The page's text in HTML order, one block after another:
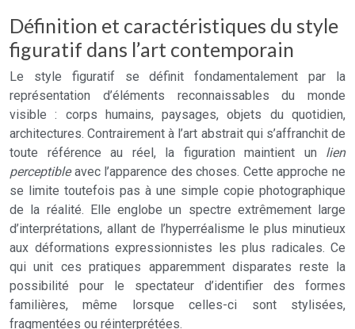
Définition et caractéristiques du style
figuratif dans l’art contemporain
Le style figuratif se définit fondamentalement par la
représentation d’éléments reconnaissables du monde
visible : corps humains, paysages, objets du quotidien,
architectures. Contrairement à l’art abstrait qui s’affranchit de
toute référence au réel, la figuration maintient un lien
perceptibleavec l’apparence des choses. Cette approche ne
se limite toutefois pas à une simple copie photographique
de la réalité. Elle englobe un spectre extrêmement large
d’interprétations, allant de l’hyperréalisme le plus minutieux
aux déformations expressionnistes les plus radicales. Ce
qui unit ces pratiques apparemment disparates reste la
possibilité pour le spectateur d’identifier des formes
familières, même lorsque celles-ci sont stylisées,
fragmentées ou réinterprétées.